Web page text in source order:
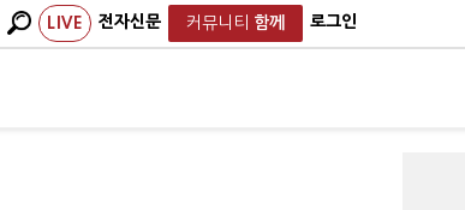
LIVE 전자신문 커뮤니티 함께 로그인